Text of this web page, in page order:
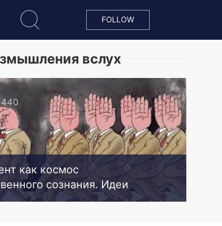
FOLLOW
вслух
как космос
сознания. Идеи